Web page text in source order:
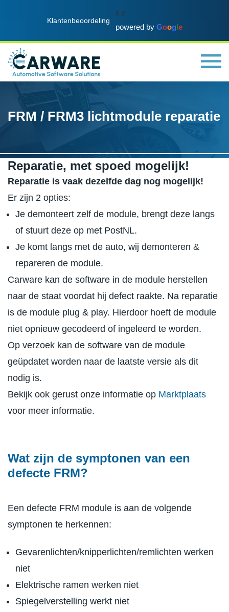
Klantenbeoordeling
5.0
powered by Google
FRM / FRM3 lichtmodule reparatie
Reparatie, met spoed mogelijk!
Reparatie is vaak dezelfde dag nog mogelijk!
Er zijn 2 opties:
Je demonteert zelf de module, brengt deze langs
of stuurt deze op met PostNL.
Je komt langs met de auto, wij demonteren &
repareren de module.
Carware kan de software in de module herstellen
naar de staat voordat hij defect raakte. Na reparatie
is de module plug & play. Hierdoor hoeft de module
niet opnieuw gecodeerd of ingeleerd te worden.
Op verzoek kan de software van de module
geüpdatet worden naar de laatste versie als dit
nodig is.
Bekijk ook gerust onze informatie op Marktplaats
voor meer informatie.
Wat zijn de symptonen van een
defecte FRM?
Een defecte FRM module is aan de volgende
symptonen te herkennen:
Gevarenlichten/knipperlichten/remlichten werken
niet
Elektrische ramen werken niet
Spiegelverstelling werkt niet